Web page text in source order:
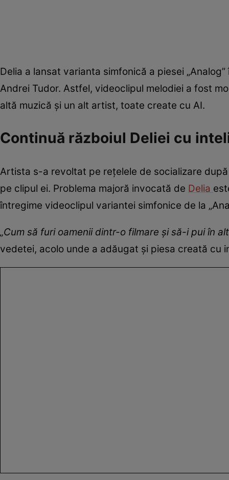
Delia a lansat varianta simfonică a piesei
Andrei Tudor. Astfel, videoclipul melodiei a fost
altă muzică și un alt artist, toate create cu AI.
Continuă războiul Deliei cu
Artista s-a revoltat pe rețelele de socializare
pe clipul ei. Problema majoră invocată de Delia
întregime videoclipul variantei simfonice de la
„Cum să furi oamenii dintr-o filmare și să-i pui în
vedetei, acolo unde a adăugat și piesa creată